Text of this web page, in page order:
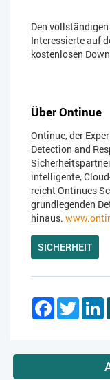
Den
Interessierte auf
kostenlosen
Über Ontinue
Ontinue, der
Detection and
intelligente,
reicht Ontinues
grundlegenden
hinaus.
SICHERHEIT
Facebook
Twitter